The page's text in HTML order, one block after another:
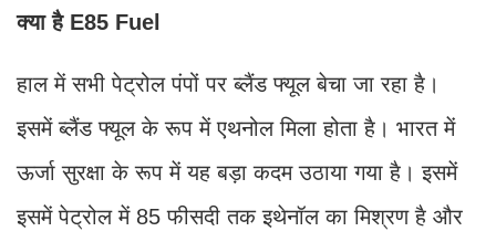
क्या है E85 Fuel
हाल में सभी पेट्रोल पंपों पर ब्लैंड फ्यूल बेचा जा रहा है।
इसमें ब्लैंड फ्यूल के रूप में एथनोल मिला होता है। भारत में
ऊर्जा सुरक्षा के रूप में यह बड़ा कदम उठाया गया है। इसमें
इसमें पेट्रोल में 85 फीसदी तक इथेनॉल का मिश्रण है और